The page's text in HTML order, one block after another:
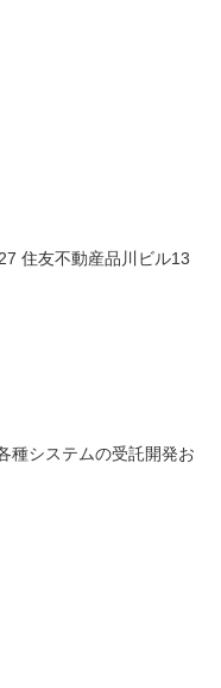
住友不動産品川ビル13
種システムの受託開発お